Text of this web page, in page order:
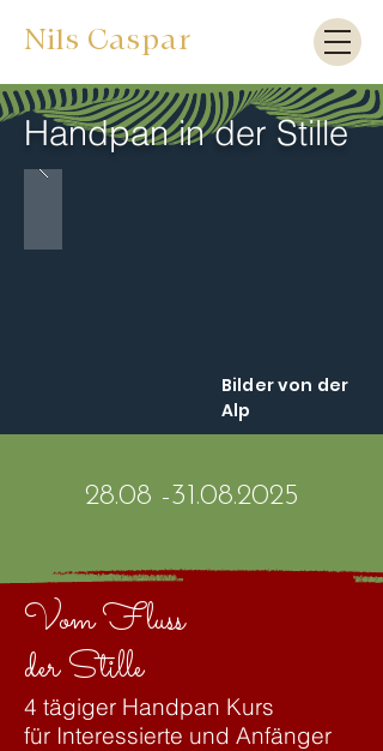
Nils Caspar
Handpan in der Stille
Bilder von der
Alp
28.08 -31.08.2025
Vom Fluss
der Stille
4 tägiger Handpan Kurs
für Interessierte und Anfänger